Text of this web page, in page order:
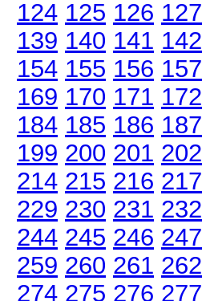
124 125 126 127
139 140 141 142
154 155 156 157
169 170 171 172
184 185 186 187
199 200 201 202
214 215 216 217
229 230 231 232
244 245 246 247
259 260 261 262
274 275 276 277